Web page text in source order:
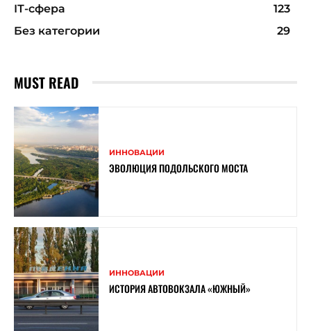
ІТ-сфера
123
Без категории
29
MUST READ
ИННОВАЦИИ
ЭВОЛЮЦИЯ ПОДОЛЬСКОГО МОСТА
ИННОВАЦИИ
ИСТОРИЯ АВТОВОКЗАЛА «ЮЖНЫЙ»